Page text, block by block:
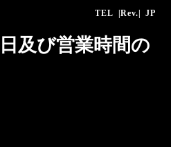
TEL |Rev.| JP
及び営業時間の